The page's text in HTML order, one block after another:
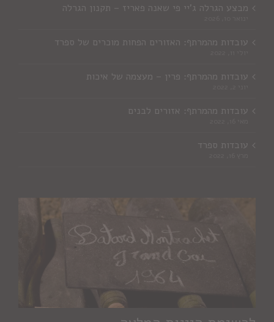
מבצע הגרלה ג'יי פי שאנה פאריז – תקנון הגרלה
עובדות מהמרתף: האזורים הפחות מוכרים של ספרד
עובדות מהמרתף: פרין – מעצמה של איכות
עובדות מהמרתף: אזורים לבנים
עובדות ספרד